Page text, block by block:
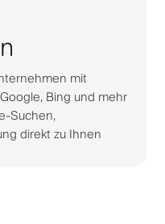
mit
Bing und mehr
Suchen,
direkt zu Ihnen